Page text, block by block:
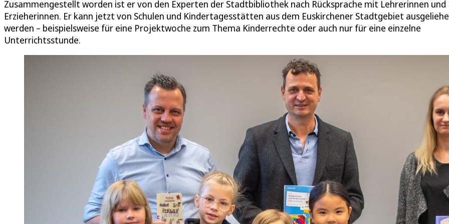
Zusammengestellt worden ist er von den Experten der Stadtbibliothek nach Rücksprache mit Lehrerinnen und
Erzieherinnen. Er kann jetzt von Schulen und Kindertagesstätten aus dem Euskirchener Stadtgebiet
werden – beispielsweise für eine Projektwoche zum Thema Kinderrechte oder auch nur für eine einzelne
Unterrichtsstunde.